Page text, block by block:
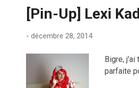
[Pin-Up] Lexi
- décembre 28, 2014
Bigre,
parfaite